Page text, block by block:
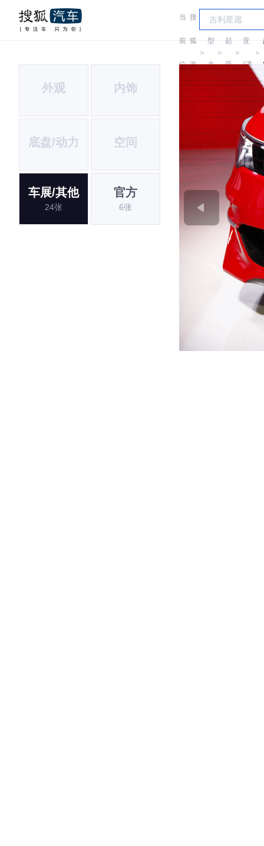
当
前
位
搜
狐
汽
＞
车
型
大
＞
起
亚
＞
亚
(进
＞
外观 内饰
底盘/动力 空间
车展/其他
24张
官方
6张